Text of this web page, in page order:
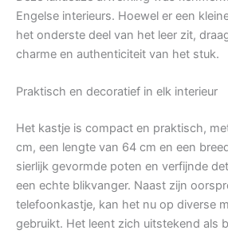
Engelse interieurs. Hoewel er een
het onderste deel van het leer zit,
charme en authenticiteit van het stuk.
Praktisch en decoratief in elk interieur
Het kastje is compact en praktisch,
cm, een lengte van 64 cm en een
sierlijk gevormde poten en verfijnde
een echte blikvanger. Naast zijn
telefoonkastje, kan het nu op diverse
gebruikt. Het leent zich uitstekend als